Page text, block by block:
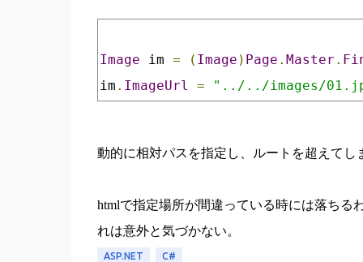
Image im = ( Image ) Page . Master .
im . ImageUrl = "../../images/
動的に相対パスを指定し、ルートを超えてし
htmlで指定場所が間違っている時には落ちる
れは意外と気づかない。
ASP.NET C#